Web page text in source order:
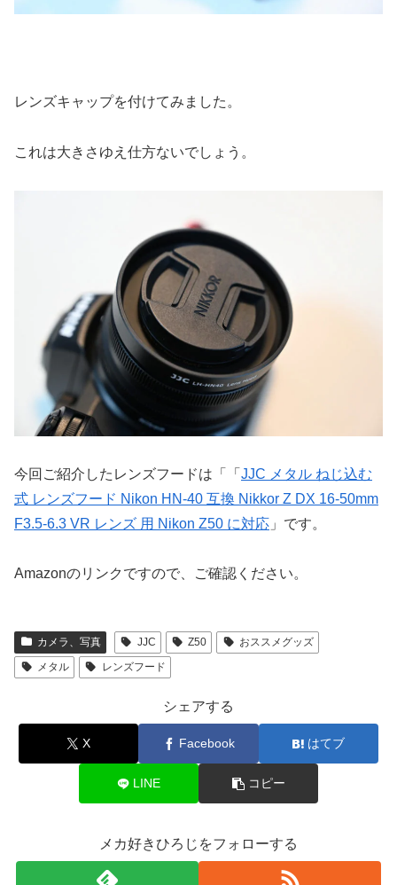
レンズキャップを付けてみました。
これは大きさゆえ仕方ないでしょう。
今回ご紹介したレンズフードは「「 JJC メタル ねじ込む
式 レンズフード Nikon HN-40 互換 Nikkor Z DX 16-50mm
F3.5-6.3 VR レンズ 用 Nikon Z50 に対応 」です。
Amazonのリンクですので、ご確認ください。
カメラ、写真 JJC Z50
おススメグッズ
メタル
レンズフード
シェアする
X Facebook はてブ
LINE コピー
メカ好きひろじをフォローする